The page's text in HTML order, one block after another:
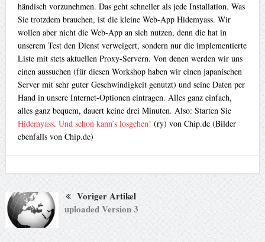
händisch vorzunehmen. Das geht schneller als jede Installation. Was
Sie trotzdem brauchen, ist die kleine Web-App Hidemyass. Wir
wollen aber nicht die Web-App an sich nutzen, denn die hat in
unserem Test den Dienst verweigert, sondern nur die implementierte
Liste mit stets aktuellen Proxy-Servern. Von denen werden wir uns
einen aussuchen (für diesen Workshop haben wir einen japanischen
Server mit sehr guter Geschwindigkeit genutzt) und seine Daten per
Hand in unsere Internet-Optionen eintragen. Alles ganz einfach,
alles ganz bequem, dauert keine drei Minuten. Also: Starten Sie
Hidemyass. Und schon kann’s losgehen! (ry) von Chip.de (Bilder
ebenfalls von Chip.de)
Voriger Artikel
uploaded Version 3